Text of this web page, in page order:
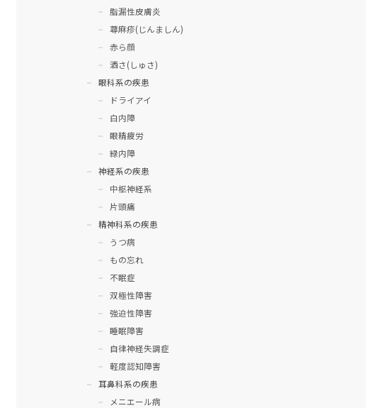
脂漏性皮膚炎
蕁麻疹(じんましん)
赤ら顔
酒さ(しゅさ)
眼科系の疾患
ドライアイ
白内障
眼精疲労
緑内障
神経系の疾患
中枢神経系
片頭痛
精神科系の疾患
うつ病
もの忘れ
不眠症
双極性障害
強迫性障害
睡眠障害
自律神経失調症
軽度認知障害
耳鼻科系の疾患
メニエール病